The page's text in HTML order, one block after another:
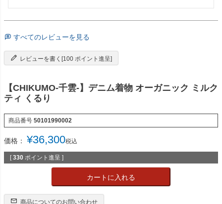
すべてのレビューを見る
レビューを書く[100 ポイント進呈]
【CHIKUMO-千雲-】デニム着物 オーガニック ミルク
ティ くるり
商品番号 50101990002
価格： ¥36,300税込
[ 330 ポイント進呈 ]
カートに入れる
商品についてのお問い合わせ